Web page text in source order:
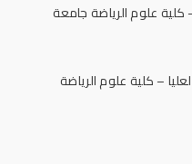
كلية علوم الرياضة جامعة
– كلية علوم الرياضة